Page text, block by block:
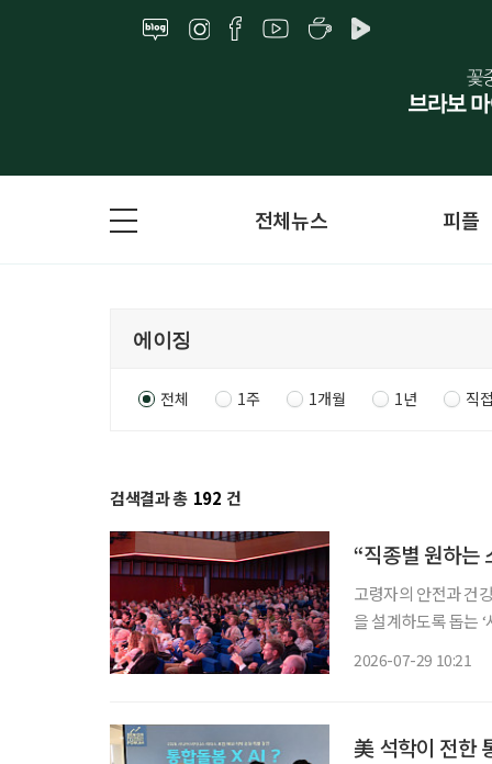
전체뉴스 피플
전체 1주 1개월 1년 직
검색결과 총 192 건
“직종별 원하는
고령자의 안전과 건
을 설계하도록 돕는 ‘사람
2026-07-29 10:21
美 석학이 전한